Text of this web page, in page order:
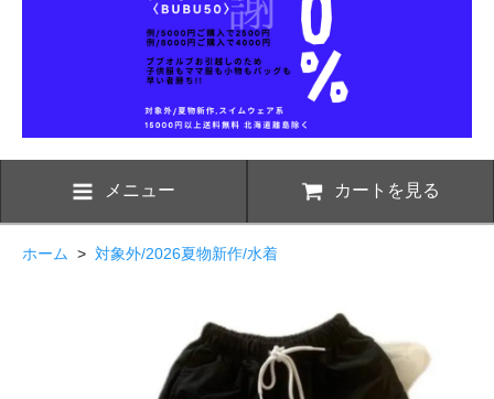
メニュー カートを見る
ホーム > 対象外/2026夏物新作/水着